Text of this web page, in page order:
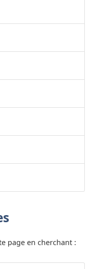
page en cherchant :